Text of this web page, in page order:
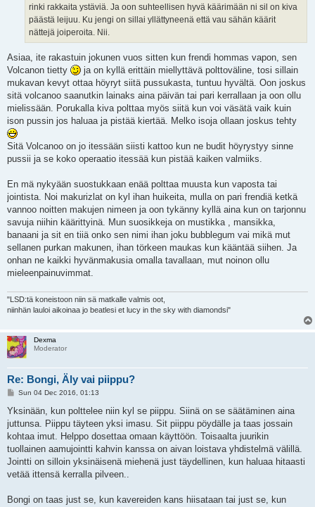
rinki rakkaita ystäviä. Ja oon suhteellisen hyvä käärimään ni sil on kiva
päästä leijuu. Ku jengi on sillai yllättyneenä että vau sähän käärit
nättejä joiperoita. Nii.
Asiaa, ite rakastuin jokunen vuos sitten kun frendi hommas vapon, sen
Volcanon tietty
ja on kyllä erittäin miellyttävä polttoväline, tosi sillain
mukavan kevyt ottaa höyryt siitä pussukasta, tuntuu hyvältä. Oon joskus
sitä volcanoo saanutkin lainaks aina päivän tai pari kerrallaan ja oon ollu
mielissään. Porukalla kiva polttaa myös siitä kun voi väsätä vaik kuin
ison pussin jos haluaa ja pistää kiertää. Melko isoja ollaan joskus tehty
Sitä Volcanoo on jo itessään siisti kattoo kun ne budit höyrystyy sinne
pussii ja se koko operaatio itessää kun pistää kaiken valmiiks.
En mä nykyään suostukkaan enää polttaa muusta kun vaposta tai
jointista. Noi makurizlat on kyl ihan huikeita, mulla on pari frendiä ketkä
vannoo noitten makujen nimeen ja oon tykänny kyllä aina kun on tarjonnu
savuja niihin käärittyinä. Mun suosikkeja on mustikka , mansikka,
banaani ja sit en tiiä onko sen nimi ihan joku bubblegum vai mikä mut
sellanen purkan makunen, ihan törkeen maukas kun kääntää siihen. Ja
onhan ne kaikki hyvänmakusia omalla tavallaan, mut noinon ollu
mieleenpainuvimmat.
"LSD:tä koneistoon niin sä matkalle valmis oot,
niinhän lauloi aikoinaa jo beatlesi et lucy in the sky with diamondsi"
Dexma
Moderator
Re: Bongi, Äly vai piippu?
P
s
Sun 04 Dec 2016, 01:13
Yksinään, kun polttelee niin kyl se piippu. Siinä on se säätäminen aina
juttunsa. Piippu täyteen yksi imasu. Sit piippu pöydälle ja taas jossain
kohtaa imut. Helppo dosettaa omaan käyttöön. Toisaalta juurikin
tuollainen aamujointti kahvin kanssa on aivan loistava yhdistelmä välillä.
Jointti on silloin yksinäisenä miehenä just täydellinen, kun haluaa hitaasti
vetää ittensä kerralla pilveen..
Bongi on taas just se, kun kavereiden kans hiisataan tai just se, kun